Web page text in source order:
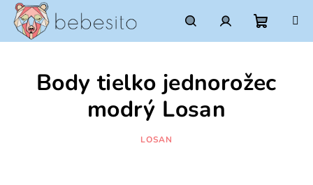
Prejsť
obsah
HľadaťPrihlásenie
košík
Body tielko jednorožec
modrý Losan
LOSAN